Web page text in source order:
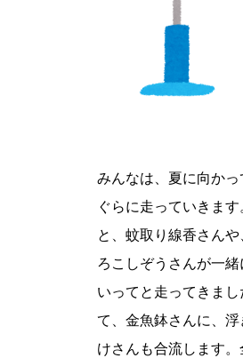
みんなは、夏に向かっ
ぐらに走っていきます
と、蚊取り線香さんや
ろこしぞうさんが一緒
いってと走ってきまし
て、金魚鉢さんに、浮
けさんも合流します。